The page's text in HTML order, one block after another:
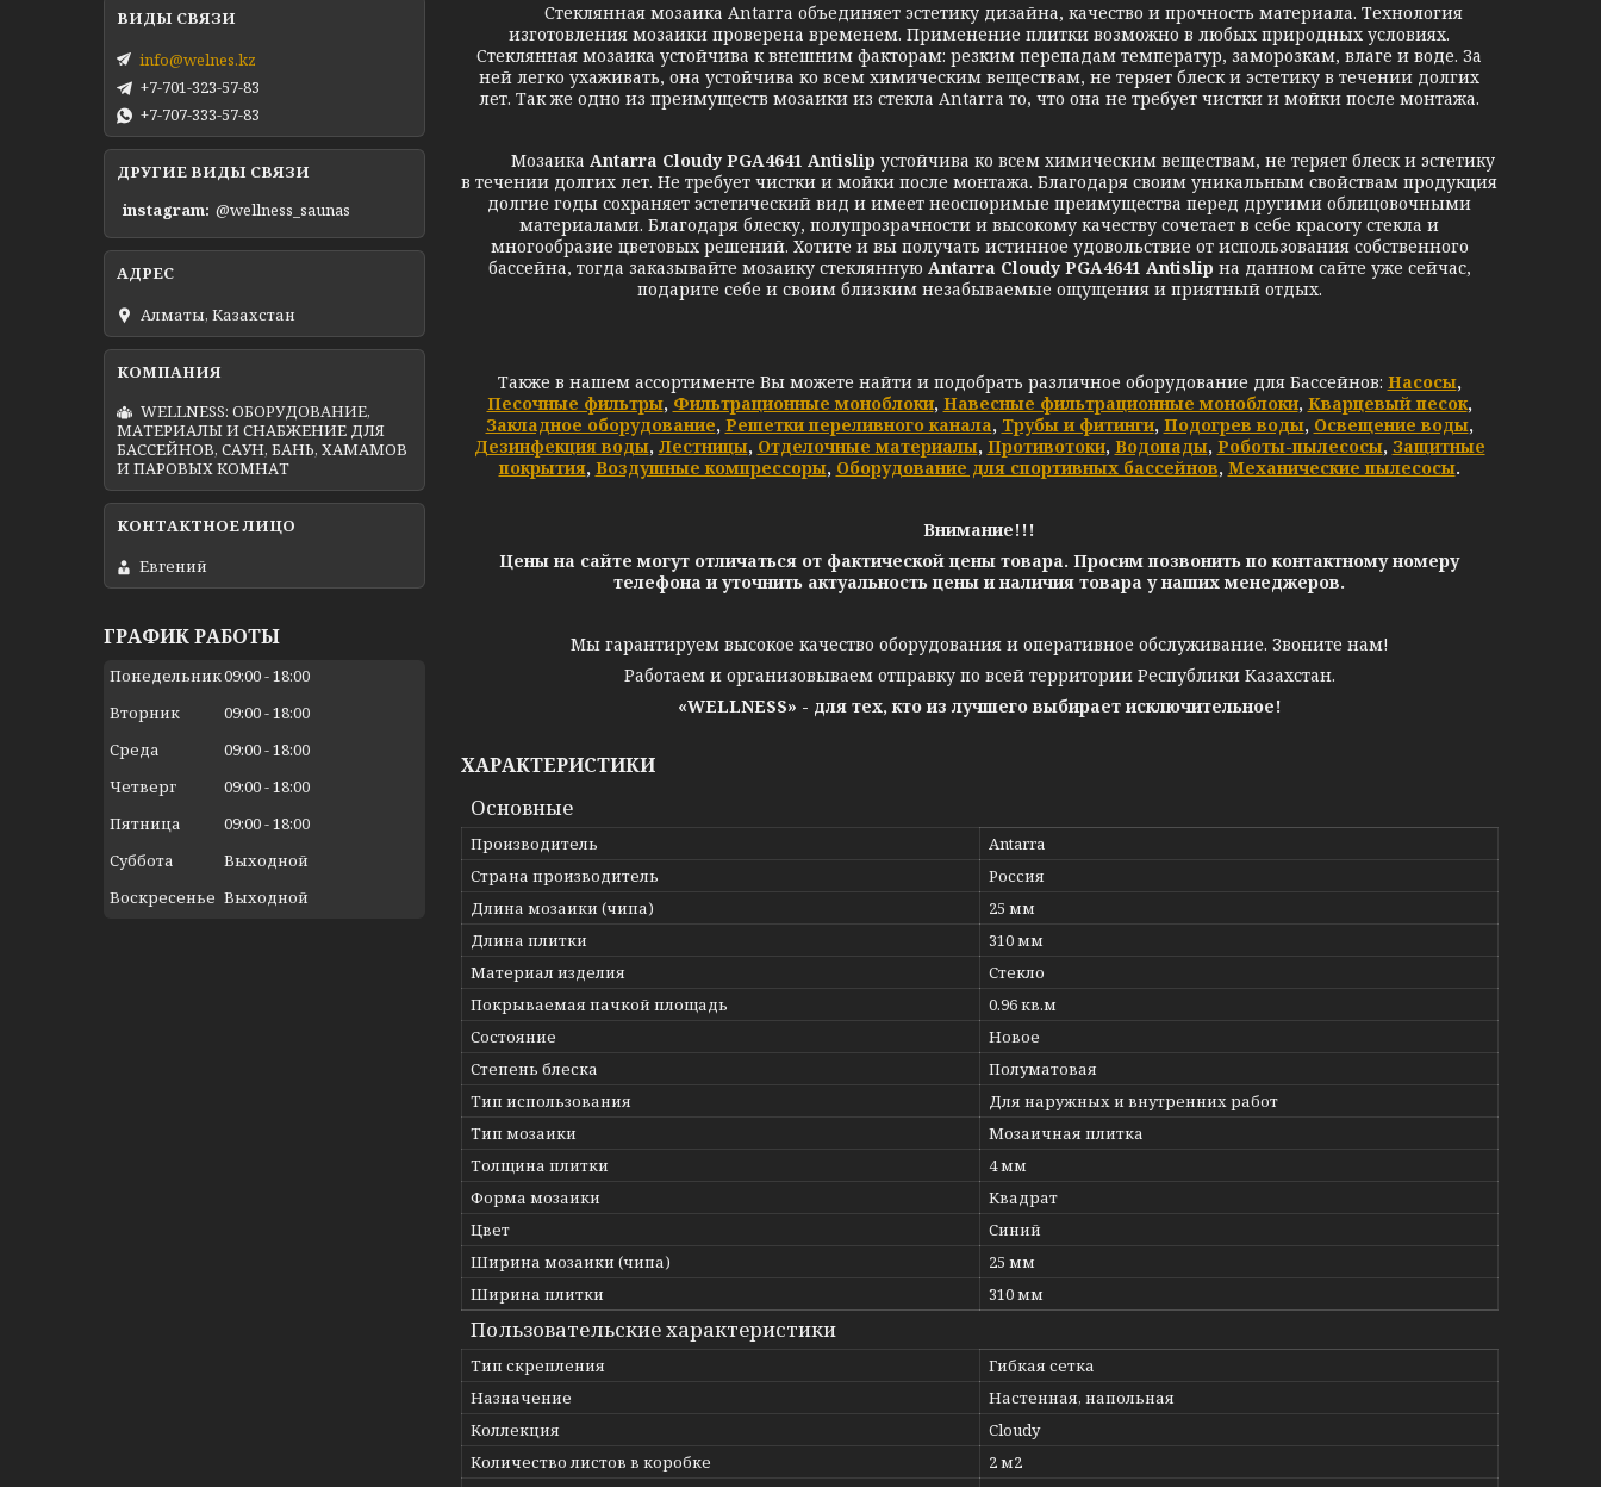
Стеклянная мозаика Antarra объединяет эстетику дизайна, качество и прочность материала. Технология
изготовления мозаики проверена временем. Применение плитки возможно в любых природных условиях.
Стеклянная мозаика устойчива к внешним факторам: резким перепадам температур, заморозкам, влаге и воде. За
ней легко ухаживать, она устойчива ко всем химическим веществам, не теряет блеск и эстетику в течении долгих
лет. Так же одно из преимуществ мозаики из стекла Antarra то, что она не требует чистки и мойки после монтажа.
Мозаика Antarra Cloudy PGA4641 Antislip устойчива ко всем химическим веществам, не теряет блеск и эстетику
в течении долгих лет. Не требует чистки и мойки после монтажа. Благодаря своим уникальным свойствам продукция
долгие годы сохраняет эстетический вид и имеет неоспоримые преимущества перед другими облицовочными
материалами. Благодаря блеску, полупрозрачности и высокому качеству сочетает в себе красоту стекла и
многообразие цветовых решений. Хотите и вы получать истинное удовольствие от использования собственного
бассейна, тогда заказывайте мозаику стеклянную Antarra Cloudy PGA4641 Antislip на данном сайте уже сейчас,
подарите себе и своим близким незабываемые ощущения и приятный отдых.
Также в нашем ассортименте Вы можете найти и подобрать различное оборудование для Бассейнов: Насосы,
Песочные фильтры, Фильтрационные моноблоки, Навесные фильтрационные моноблоки, Кварцевый песок,
Закладное оборудование, Решетки переливного канала, Трубы и фитинги, Подогрев воды, Освещение воды,
Дезинфекция воды, Лестницы, Отделочные материалы, Противотоки, Водопады, Роботы-пылесосы, Защитные
покрытия, Воздушные компрессоры, Оборудование для спортивных бассейнов, Механические пылесосы.
Внимание!!!
Цены на сайте могут отличаться от фактической цены товара. Просим позвонить по контактному номеру
телефона и уточнить актуальность цены и наличия товара у наших менеджеров.
Мы гарантируем высокое качество оборудования и оперативное обслуживание. Звоните нам!
Работаем и организовываем отправку по всей территории Республики Казахстан.
«WELLNESS» - для тех, кто из лучшего выбирает исключительное!
ХАРАКТЕРИСТИКИ
Основные
Производитель
Antarra
Страна производитель
Россия
Длина мозаики (чипа)
25 мм
Длина плитки
310 мм
Материал изделия
Стекло
Покрываемая пачкой площадь
0.96 кв.м
Состояние
Новое
Степень блеска
Полуматовая
Тип использования
Для наружных и внутренних работ
Тип мозаики
Мозаичная плитка
Толщина плитки
4 мм
Форма мозаики
Квадрат
Цвет
Синий
Ширина мозаики (чипа)
25 мм
Ширина плитки
310 мм
Пользовательские характеристики
Тип скрепления
Гибкая сетка
Назначение
Настенная, напольная
Коллекция
Cloudy
Количество листов в коробке
2 м2
info@welnes.kz
+7-701-323-57-83
+7-707-333-57-83
ДРУГИЕ ВИДЫ СВЯЗИ
instagram @wellness_saunas
Алматы, Казахстан
WELLNESS: ОБОРУДОВАНИЕ,
МАТЕРИАЛЫ И СНАБЖЕНИЕ ДЛЯ
БАССЕЙНОВ, САУН, БАНЬ, ХАМАМОВ
И ПАРОВЫХ КОМНАТ
Евгений
ГРАФИК РАБОТЫ
Понедельник09:00 18:00
Вторник
09:00 18:00
Среда
09:00 18:00
Четверг
09:00 18:00
Пятница
09:00 18:00
Суббота
Выходной
Воскресенье Выходной